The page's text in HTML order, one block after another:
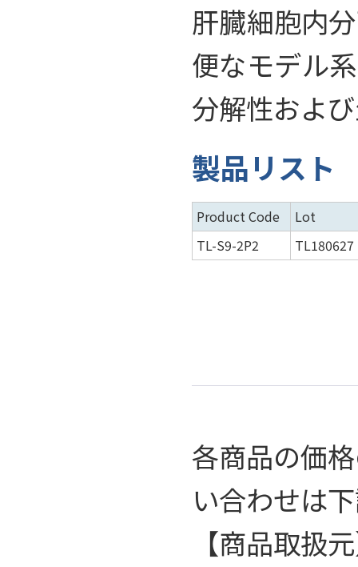
肝臓細胞内
便なモデル
分解性およ
製品リスト
Product Code
Lot
TL-S9-2P2
TL180627
各商品の価
い合わせは
【商品取扱